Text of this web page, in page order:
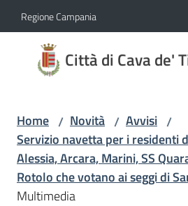
Vai al contenuto
Vai alla navigazione
Vai al footer
Regione Campania
Città di Cava de'
Città
di
Tirreni
Amministrazione
Home / Novità / Avvisi /
Servizio navetta per i residenti
Alessia, Arcara, Marini, SS
Rotolo che votano ai seggi di
Multimedia